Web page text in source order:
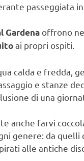
passeggiata
Gardena offrono
ai propri ospiti.
calda e fredda,
e stanze
di una
anche farvi
genere: da
alle antiche